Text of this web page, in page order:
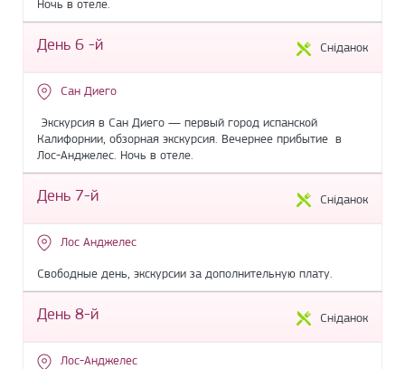
Ночь в отеле.
День 6 -й Сніданок
Сан Диего
Экскурсия в Cан Диего — первый город испанской
Калифорнии, обзорная экскурсия. Вечернее прибытие в
Лос-Анджелес. Ночь в отеле.
День 7-й Сніданок
Лос Анджелес
Свободные день, экскурсии за дополнительную плату.
День 8-й Сніданок
Лос-Анджелес